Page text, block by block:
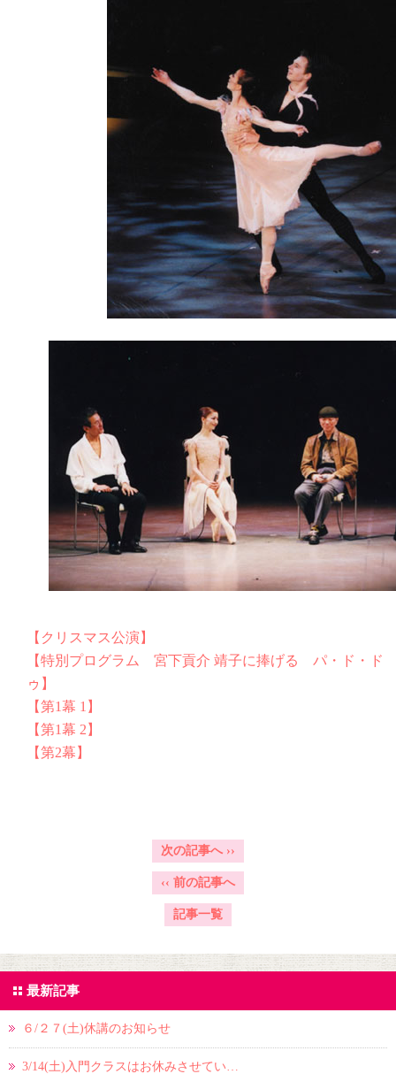
【クリスマス公演】
【特別プログラム 宮下貢介 靖子に捧げる パ・ド・ド
ゥ】
【第1幕 1】
【第1幕 2】
【第2幕】
次の記事へ ››
‹‹ 前の記事へ
記事一覧
最新記事
６/２７(土)休講のお知らせ
3/14(土)入門クラスはお休みさせてい…